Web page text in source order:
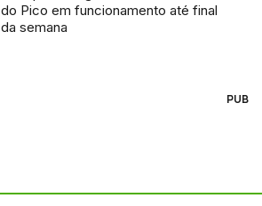
do Pico em funcionamento até final
da semana
PUB